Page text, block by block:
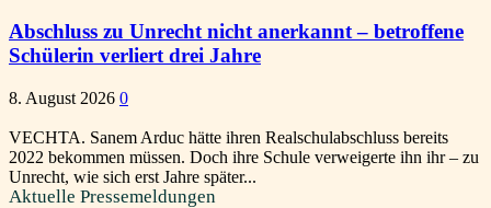
Abschluss zu Unrecht nicht anerkannt – betroffene
Schülerin verliert drei Jahre
8. August 2026 0
VECHTA. Sanem Arduc hätte ihren Realschulabschluss bereits
2022 bekommen müssen. Doch ihre Schule verweigerte ihn ihr – zu
Unrecht, wie sich erst Jahre später...
Aktuelle Pressemeldungen